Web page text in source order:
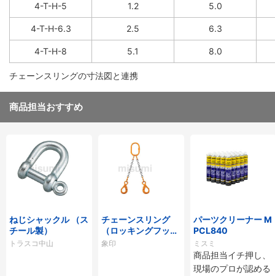
4-T-H-5 1.2 5.0
4-T-H-6.3 2.5 6.3
4-T-H-8 5.1 8.0
チェーンスリングの寸法図と連携
商品担当おすすめ
ねじシャックル （ス
チール製）
トラスコ中山
チェーンスリング
（ロッキングフック
タイプ）
象印
パーツクリーナー M
PCL840
ミスミ
商品担当イチ押し、
現場のプロが認める